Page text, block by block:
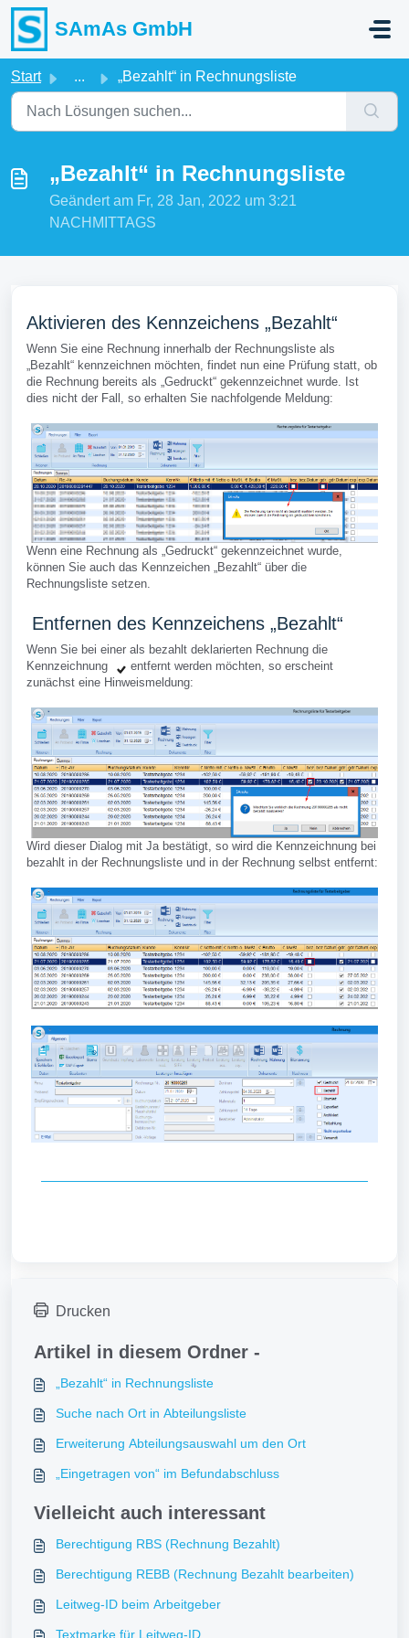
Zum hauptsächlichen Inhalt gehen
SAmAs GmbH
Start ... „Bezahlt“ in Rechnungsliste
„Bezahlt“ in Rechnungsliste
Geändert am Fr, 28 Jan, 2022 um 3:21
NACHMITTAGS
Aktivieren des Kennzeichens „Bezahlt“
Wenn Sie eine Rechnung innerhalb der Rechnungsliste als
„Bezahlt“ kennzeichnen möchten, findet nun eine Prüfung statt, ob
die Rechnung bereits als „Gedruckt“ gekennzeichnet wurde. Ist
dies nicht der Fall, so erhalten Sie nachfolgende Meldung:
Wenn eine Rechnung als „Gedruckt“ gekennzeichnet wurde,
können Sie auch das Kennzeichen „Bezahlt“ über die
Rechnungsliste setzen.
Entfernen des Kennzeichens „Bezahlt“
Wenn Sie bei einer als bezahlt deklarierten Rechnung die
Kennzeichnung
entfernt werden möchten, so erscheint
zunächst eine Hinweismeldung:
Wird dieser Dialog mit Ja bestätigt, so wird die Kennzeichnung bei
bezahlt in der Rechnungsliste und in der Rechnung selbst entfernt:
Drucken
Artikel in diesem Ordner -
„Bezahlt“ in Rechnungsliste
Suche nach Ort in Abteilungsliste
Erweiterung Abteilungsauswahl um den Ort
„Eingetragen von“ im Befundabschluss
Vielleicht auch interessant
Berechtigung RBS (Rechnung Bezahlt)
Berechtigung REBB (Rechnung Bezahlt bearbeiten)
Leitweg-ID beim Arbeitgeber
Textmarke für Leitweg-ID